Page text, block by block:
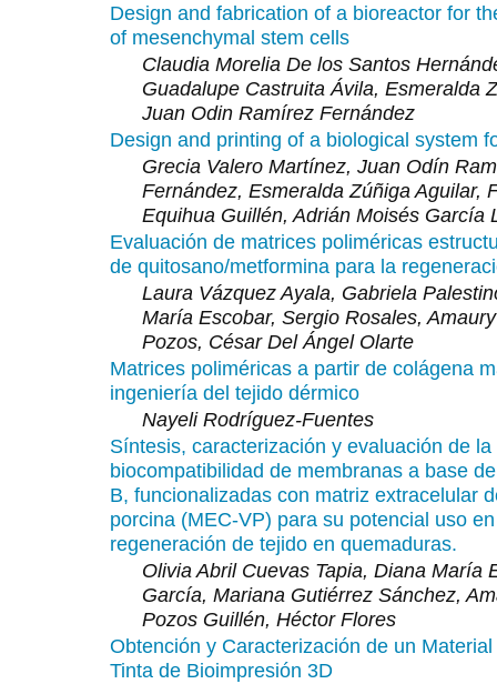
Design and fabrication of a bioreactor for
of mesenchymal stem cells
Claudia Morelia De los Santos
Guadalupe Castruita Ávila, Esmeralda
Juan Odin Ramírez Fernández
Design and printing of a biological system
Grecia Valero Martínez, Juan Odín
Fernández, Esmeralda Zúñiga Aguilar,
Equihua Guillén, Adrián Moisés García
Evaluación de matrices poliméricas
de quitosano/metformina para la
Laura Vázquez Ayala, Gabriela
María Escobar, Sergio Rosales,
Pozos, César Del Ángel Olarte
Matrices poliméricas a partir de colágena
ingeniería del tejido dérmico
Nayeli Rodríguez-Fuentes
Síntesis, caracterización y evaluación de la
biocompatibilidad de membranas a base
B, funcionalizadas con matriz extracelular
porcina (MEC-VP) para su potencial uso
regeneración de tejido en quemaduras.
Olivia Abril Cuevas Tapia, Diana María
García, Mariana Gutiérrez Sánchez,
Pozos Guillén, Héctor Flores
Obtención y Caracterización de un
Tinta de Bioimpresión 3D